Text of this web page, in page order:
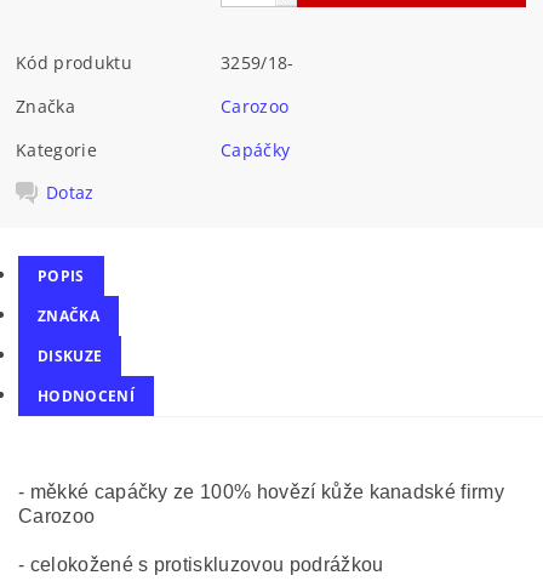
Kód produktu
3259/18-
Značka
Carozoo
Kategorie
Capáčky
Dotaz
POPIS
ZNAČKA
DISKUZE
HODNOCENÍ
- měkké capáčky ze 100% hovězí kůže kanadské firmy
Carozoo
- celokožené s protiskluzovou podrážkou